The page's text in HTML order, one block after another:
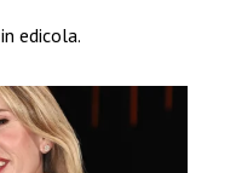
, in edicola.